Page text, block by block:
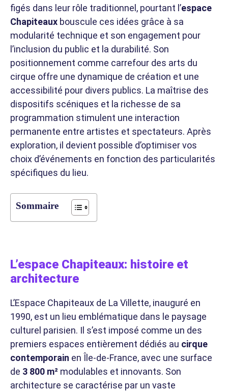
figés dans leur rôle traditionnel, pourtant l’espace
Chapiteaux bouscule ces idées grâce à sa
modularité technique et son engagement pour
l’inclusion du public et la durabilité. Son
positionnement comme carrefour des arts du
cirque offre une dynamique de création et une
accessibilité pour divers publics. La maîtrise des
dispositifs scéniques et la richesse de sa
programmation stimulent une interaction
permanente entre artistes et spectateurs. Après
exploration, il devient possible d’optimiser vos
choix d’événements en fonction des particularités
spécifiques du lieu.
Sommaire
L’espace Chapiteaux: histoire et
architecture
L’Espace Chapiteaux de La Villette, inauguré en
1990, est un lieu emblématique dans le paysage
culturel parisien. Il s’est imposé comme un des
premiers espaces entièrement dédiés au cirque
contemporain en Île-de-France, avec une surface
de 3 800 m² modulables et innovants. Son
architecture se caractérise par un vaste